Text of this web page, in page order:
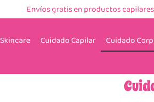
Envíos gratis en productos
Skincare Cuidado Capilar Cuidado